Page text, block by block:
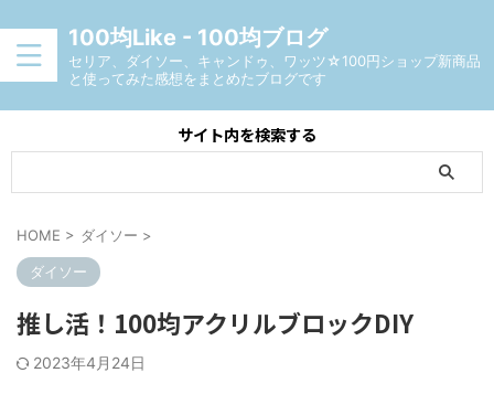
100均Like - 100均ブログ
セリア、ダイソー、キャンドゥ、ワッツ☆100円ショップ新商品
と使ってみた感想をまとめたブログです
サイト内を検索する
HOME > ダイソー >
ダイソー
推し活！100均アクリルブロックDIY
2023年4月24日